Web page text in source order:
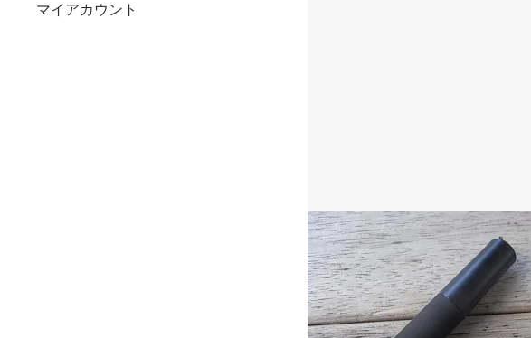
マイアカウント